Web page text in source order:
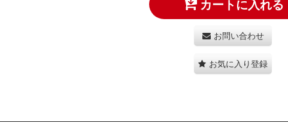
カートに入れる
お問い合わせ
お気に入り登録